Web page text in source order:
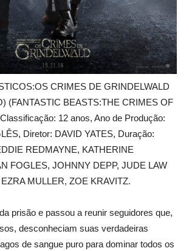
CRIMES DE GRINDELWALD
(FANTASTIC BEASTS:THE CRIMES OF
12 anos, Ano de Produção:
Diretor: DAVID YATES, Duração:
REDMAYNE, KATHERINE
FOGLES, JOHNNY DEPP, JUDE LAW
MULLER, ZOE KRAVITZ.
prisão e passou a reunir seguidores que,
desconheciam suas verdadeiras
de sangue puro para dominar todos os